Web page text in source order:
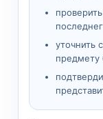
уточнить
предмету